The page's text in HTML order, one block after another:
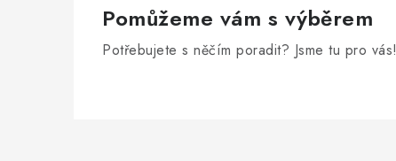
Pomůžeme vám s výběrem
Potřebujete s něčím poradit? Jsme tu pro vás!